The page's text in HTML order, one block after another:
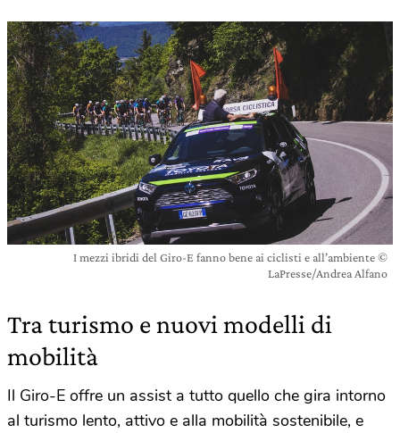
I mezzi ibridi del Giro-E fanno bene ai ciclisti e all’ambiente ©
LaPresse/Andrea Alfano
Tra turismo e nuovi modelli di
mobilità
Il Giro-E offre un assist a tutto quello che gira intorno
al turismo lento, attivo e alla mobilità sostenibile, e